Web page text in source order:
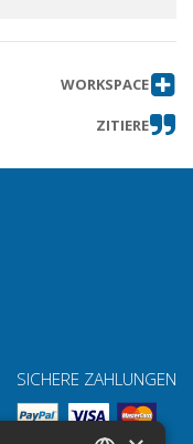
WORKSPACE
ZITIERE
SICHERE ZAHLUNGEN